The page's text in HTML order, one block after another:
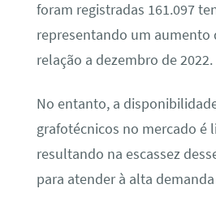
foram registradas 161.097
representando um aumento
relação a dezembro de 2022.
No entanto, a
grafotécnicos no mercado é
resultando na escassez
para atender à alta